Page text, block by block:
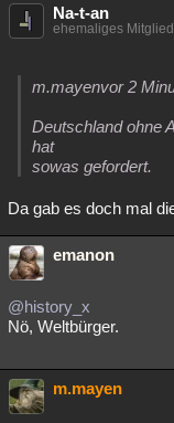
Na-t-an
ehemaliges Mitglied
m.mayenvor 2
Deutschland ohne
hat
sowas gefordert.
Da gab es doch mal
emanon
@history_x
Nö, Weltbürger.
m.mayen